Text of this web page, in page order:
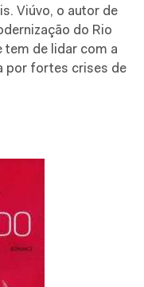
Viúvo, o autor de
do Rio
tem de lidar com a
por fortes crises de